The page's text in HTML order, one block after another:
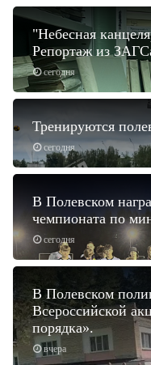
сегодня
"Небесная
Репортаж из
сегодня
Тренируются
сегодня
В Полевском
чемпионата по
вчера
В Полевском
Всероссийской
порядка».